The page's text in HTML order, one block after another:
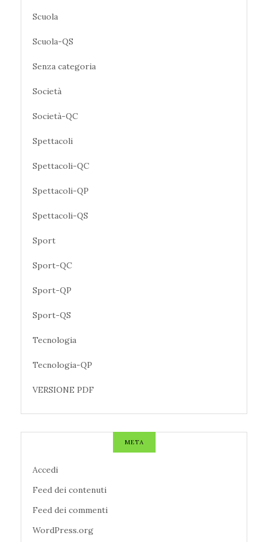
Scuola
Scuola-QS
Senza categoria
Società
Società-QC
Spettacoli
Spettacoli-QC
Spettacoli-QP
Spettacoli-QS
Sport
Sport-QC
Sport-QP
Sport-QS
Tecnologia
Tecnologia-QP
VERSIONE PDF
META
Accedi
Feed dei contenuti
Feed dei commenti
WordPress.org